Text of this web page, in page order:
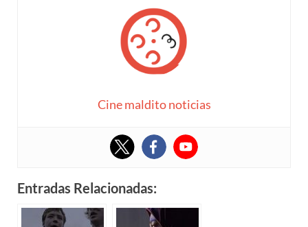
Cine maldito noticias
Entradas Relacionadas: